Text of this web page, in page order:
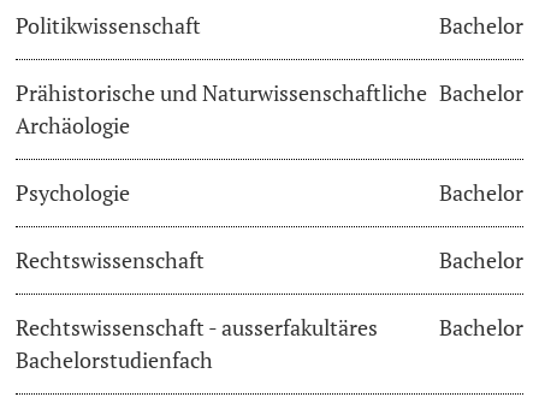
Politikwissenschaft Bachelor
Prähistorische und Naturwissenschaftliche
Archäologie
Bachelor
Psychologie Bachelor
Rechtswissenschaft Bachelor
Rechtswissenschaft - ausserfakultäres
Bachelorstudienfach
Bachelor